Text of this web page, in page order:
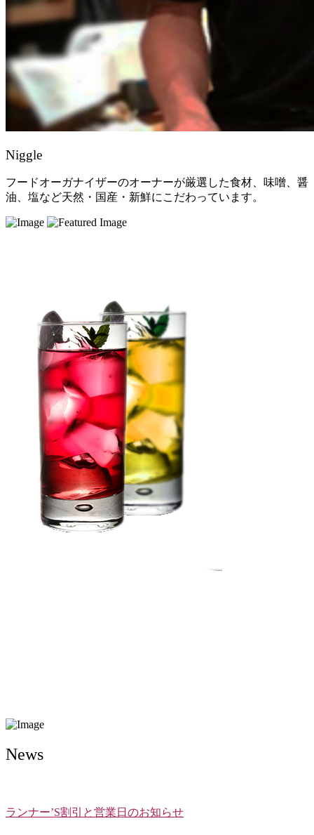
Niggle
フードオーガナイザーのオーナーが厳選した食材、味噌、醤
油、塩など天然・国産・新鮮にこだわっています。
News
ランナー’S割引と営業日のお知らせ